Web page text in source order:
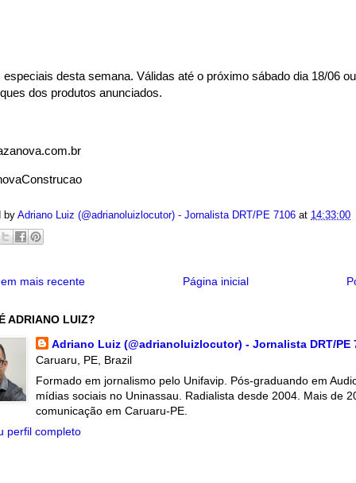
especiais desta semana. Válidas até o próximo sábado dia 18/06
dos produtos anunciados.
by Adriano Luiz (@adrianoluizlocutor) - Jornalista DRT/PE 7106 at 14:33:00
mais recente Página inicial
ADRIANO LUIZ?
Adriano Luiz (@adrianoluizlocutor) - Jornalista DRT/PE
Caruaru, PE, Brazil
Formado em jornalismo pelo Unifavip. Pós-graduando em
mídias sociais no Uninassau. Radialista desde 2004. Mais de
comunicação em Caruaru-PE.
perfil completo